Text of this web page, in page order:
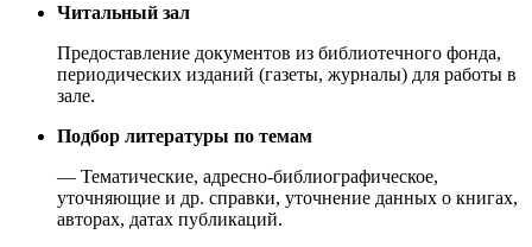
Читальный зал
Предоставление документов из библиотечного фонда,
периодических изданий (газеты, журналы) для работы в
зале.
Подбор литературы по темам
— Тематические, адресно-библиографическое,
уточняющие и др. справки, уточнение данных о книгах,
авторах, датах публикаций.